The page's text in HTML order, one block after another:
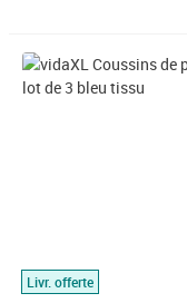
Livr. offerte
Prix barré 39,99€ HT
Prix 35,74€ HT